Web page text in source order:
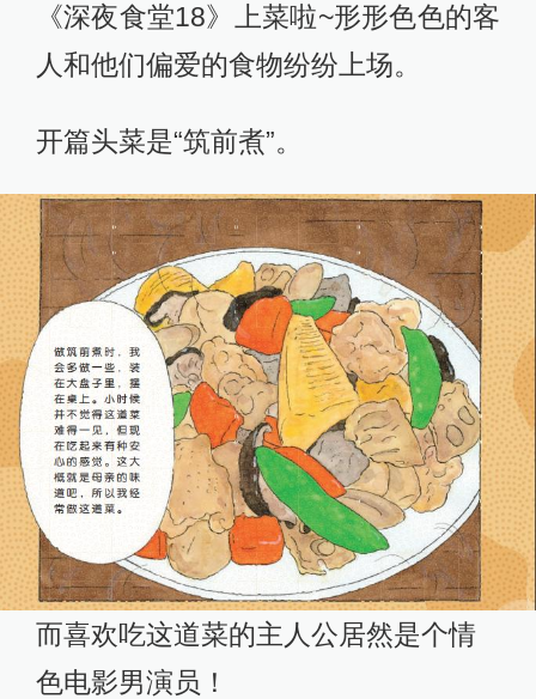
《深夜食堂18》上菜啦~形形色色的客
人和他们偏爱的食物纷纷上场。
开篇头菜是“筑前煮”。
而喜欢吃这道菜的主人公居然是个情
色电影男演员！